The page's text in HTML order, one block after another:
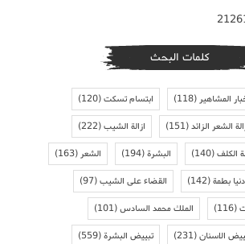
كلمات البحث
المشاهير (118) ابتسام تسكت(120)
الشعر الزائد(151) ازالة الشيب(222)
الكلف(140) البشرة(194) الشعر (163)
دنيا بطمة(142) القضاء على الشيب(97)
(116) الملك محمد السادس(101)
الاسنان(231) تبييض البشرة(559)